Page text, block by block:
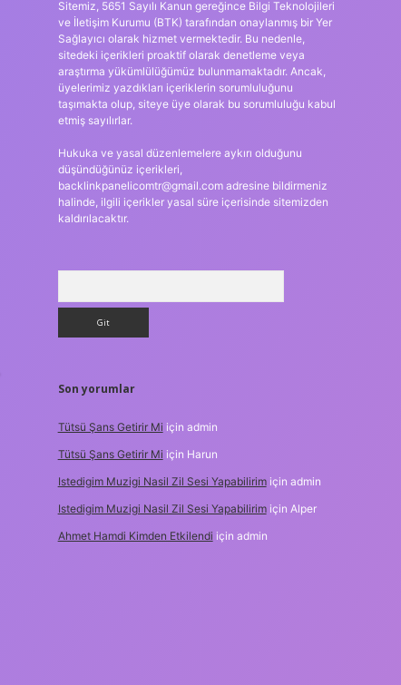
Sitemiz, 5651 Sayılı Kanun gereğince Bilgi Teknolojileri
ve İletişim Kurumu (BTK) tarafından onaylanmış bir Yer
Sağlayıcı olarak hizmet vermektedir. Bu nedenle,
sitedeki içerikleri proaktif olarak denetleme veya
araştırma yükümlülüğümüz bulunmamaktadır. Ancak,
üyelerimiz yazdıkları içeriklerin sorumluluğunu
taşımakta olup, siteye üye olarak bu sorumluluğu kabul
etmiş sayılırlar.
Hukuka ve yasal düzenlemelere aykırı olduğunu
düşündüğünüz içerikleri,
backlinkpanelicomtr@gmail.comadresine bildirmeniz
halinde, ilgili içerikler yasal süre içerisinde sitemizden
kaldırılacaktır.
Son yorumlar
Tütsü Şans Getirir Mi için admin
Tütsü Şans Getirir Mi için Harun
Istedigim Muzigi Nasil Zil Sesi Yapabilirimiçin admin
Istedigim Muzigi Nasil Zil Sesi Yapabilirimiçin Alper
Ahmet Hamdi Kimden Etkilendi için admin